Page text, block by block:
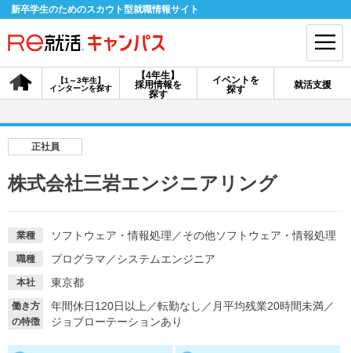
新卒学生のためのスカウト型就職情報サイト
【4年生】
採用情報を
探す
【1～3年生】
インターンを探す
イベントを
探す
就活支援
会員登録 ログイン
採用情報を探す
説明会を探す
インターンを探す
イベントを探す
正社員
株式会社三岩エンジニアリング
業種 ソフトウェア・情報処理 ／その他ソフトウェア・情報処理
職種 プログラマ ／システムエンジニア
本社 東京都
働き方
の特徴
年間休日120日以上 ／転勤なし ／ 月平均残業20時間未満／
ジョブローテーションあり